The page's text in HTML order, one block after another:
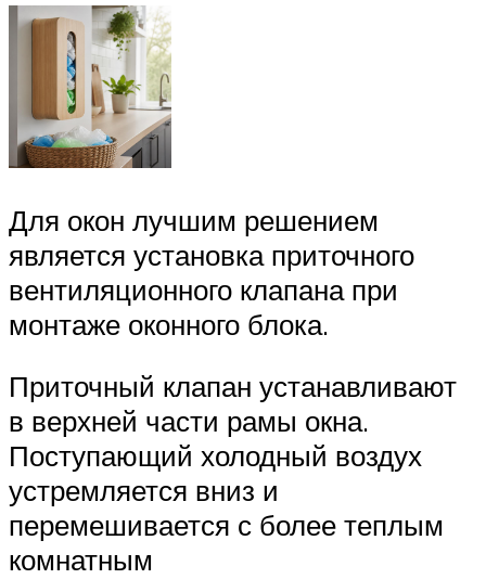
Для окон лучшим решением
является установка приточного
вентиляционного клапана при
монтаже оконного блока.
Приточный клапан устанавливают
в верхней части рамы окна.
Поступающий холодный воздух
устремляется вниз и
перемешивается с более теплым
комнатным